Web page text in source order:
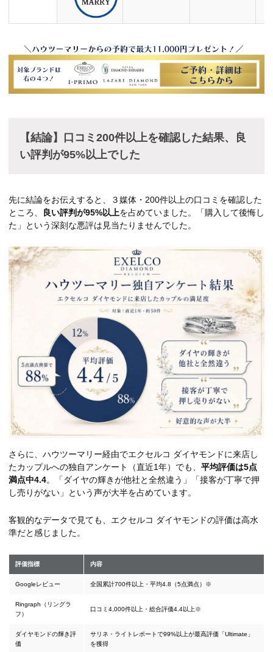
【結論】口コミ200件以上を確認した結果、良
い評判が95%以上でした
先に結論をお伝えすると、３媒体・200件以上の口コミを確認した
ところ、
良い評判が95%以上を占めていました。「購入して後悔し
た」という深刻な悪評は見当たりませんでした。
さらに、ハウツーマリー経由でエクセルコ ダイヤモンドに来店し
たカップルへの独自アンケート（直近1年）でも、 平均評価は5点
満点中4.4。「ダイヤの輝きが他社と全然違う」「接客が丁寧で押
し売りがない」という声が大半を占めています。
客観的なデータで見ても、エクセルコ ダイヤモンドの評価は高水
準だと感じました。
評価指標 内容
Googleレビュー 全国累計700件以上・平均4.8（5点満点）※
Ringraph（リングラ
フ）
口コミ4,000件以上・総合評価4.4以上※
ダイヤモンドの輝き評
価
サリネ・ライトレポートで99%以上が最高評価「Ultimate」
を獲得